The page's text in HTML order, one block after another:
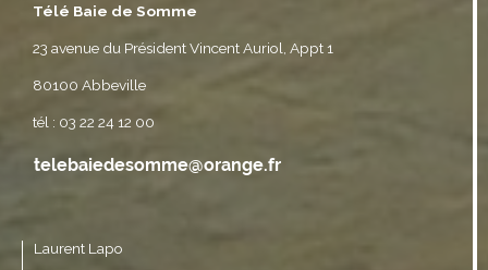
Télé Baie de Somme
23 avenue du Président Vincent Auriol, Appt 1
80100 Abbeville
tél : 03 22 24 12 00
Laurent Lapo